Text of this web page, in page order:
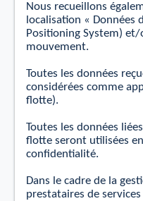
Nous recueillons
localisation « Données
Positioning System)
mouvement.
Toutes les données
considérées comme
ﬂotte).
Toutes les données
ﬂotte seront utilisées
conﬁdentialité.
Dans le cadre de la
prestataires de